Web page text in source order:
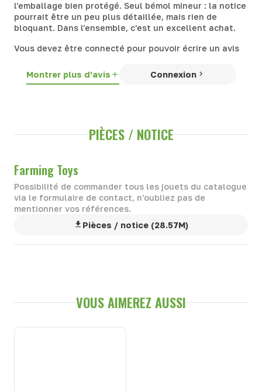
l'emballage bien protégé. Seul bémol mineur : la notice
pourrait être un peu plus détaillée, mais rien de
bloquant. Dans l'ensemble, c'est un excellent achat.
Vous devez être connecté pour pouvoir écrire un avis
Montrer plus d'avis Connexion
PIÈCES / NOTICE
Farming Toys
Possibilité de commander tous les jouets du catalogue
via le formulaire de contact, n'oubliez pas de
mentionner vos références.
Pièces / notice (28.57M)
VOUS AIMEREZ AUSSI